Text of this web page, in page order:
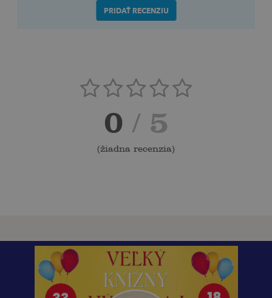
PRIDAŤ RECENZIU
0 / 5
(žiadna recenzia)